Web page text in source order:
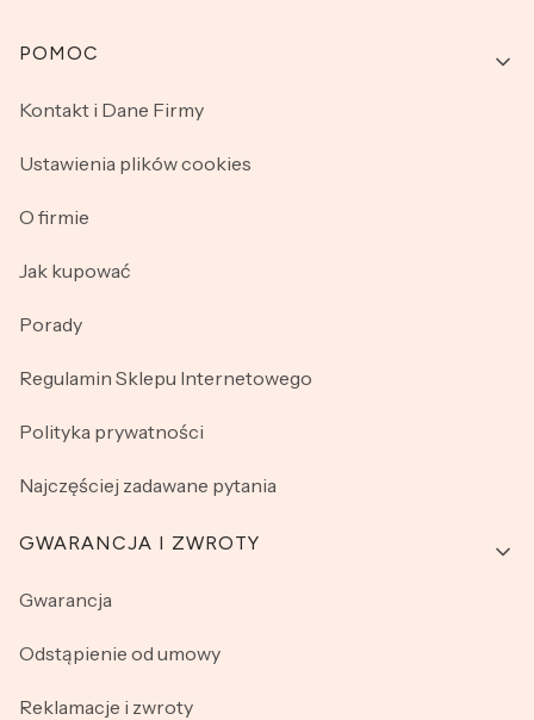
Linki w stopce
POMOC
Kontakt i Dane Firmy
Ustawienia plików cookies
O firmie
Jak kupować
Porady
Regulamin Sklepu Internetowego
Polityka prywatności
Najczęściej zadawane pytania
GWARANCJA I ZWROTY
Gwarancja
Odstąpienie od umowy
Reklamacje i zwroty